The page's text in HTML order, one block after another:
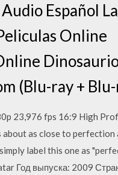
Español
Online
(Blu-ray +
23,976 fps 16:9 High
as close to perfection
label this one as
Год выпуска: 2009